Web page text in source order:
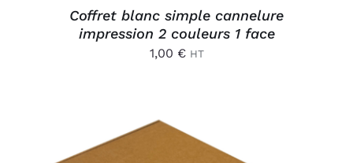
Coffret blanc simple cannelure
impression 2 couleurs 1 face
1,00 € HT